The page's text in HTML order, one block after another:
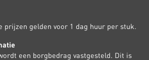
prijzen gelden voor 1 dag huur per stuk.
een borgbedrag vastgesteld. Dit is